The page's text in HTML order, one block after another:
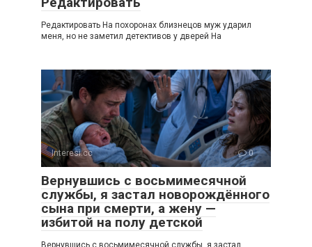
Редактировать На похоронах близнецов муж ударил
меня, но не заметил детективов у дверей На
Interesi.cc 0
Вернувшись с восьмимесячной
службы, я застал новорождённого
сына при смерти, а жену —
избитой на полу детской